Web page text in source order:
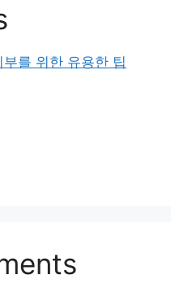
를 위한 유용한 팁